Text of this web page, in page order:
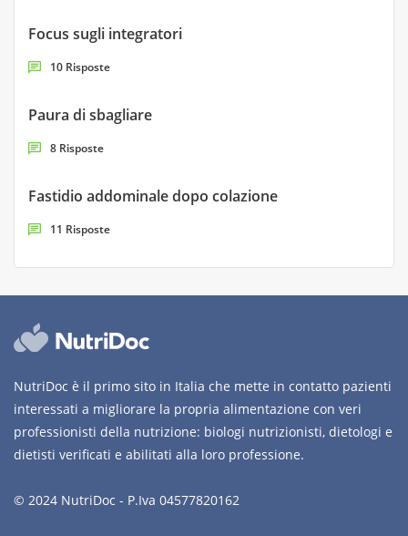
Focus sugli integratori
10 Risposte
Paura di sbagliare
8 Risposte
Fastidio addominale dopo colazione
11 Risposte
NutriDoc è il primo sito in Italia che mette in contatto pazienti
interessati a migliorare la propria alimentazione con veri
professionisti della nutrizione: biologi nutrizionisti, dietologi e
dietisti verificati e abilitati alla loro professione.
© 2024 NutriDoc - P.Iva 04577820162